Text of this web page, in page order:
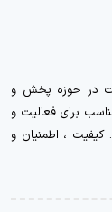
پس از 32 سال فعالیت در حوزه پخش و
برای فعالیت و
کیفیت ، اطمنیان و